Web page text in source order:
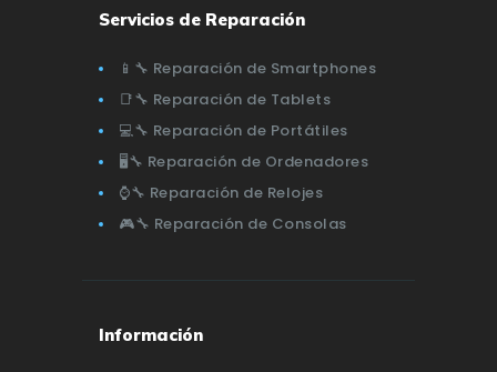
Servicios de Reparación
📱🔧 Reparación de Smartphones
📑🔧 Reparación de Tablets
💻🔧 Reparación de Portátiles
🖥️🔧 Reparación de Ordenadores
⌚🔧 Reparación de Relojes
🎮🔧 Reparación de Consolas
Información